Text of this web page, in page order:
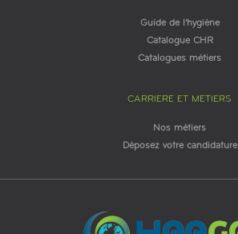
Guide de l'hygiène
Catalogue CHR
Catalogues métiers
CARRIERE ET METIERS
Nos métiers
Déposez votre candidature